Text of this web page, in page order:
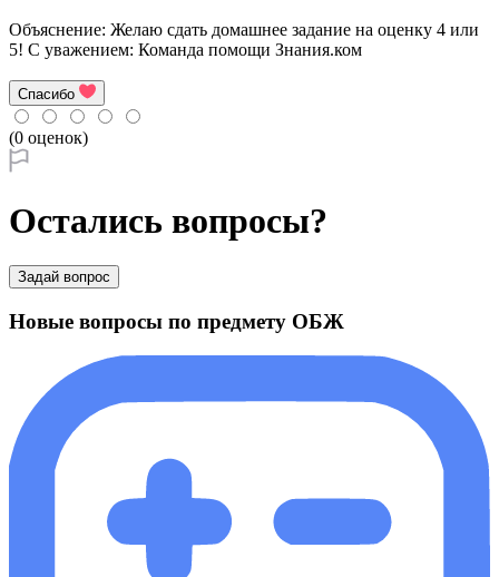
Объяснение: Желаю сдать домашнее задание на оценку 4 или
5! С уважением: Команда помощи Знания.ком
Спасибо
(0 оценок)
Остались вопросы?
Задай вопрос
Новые вопросы по предмету ОБЖ